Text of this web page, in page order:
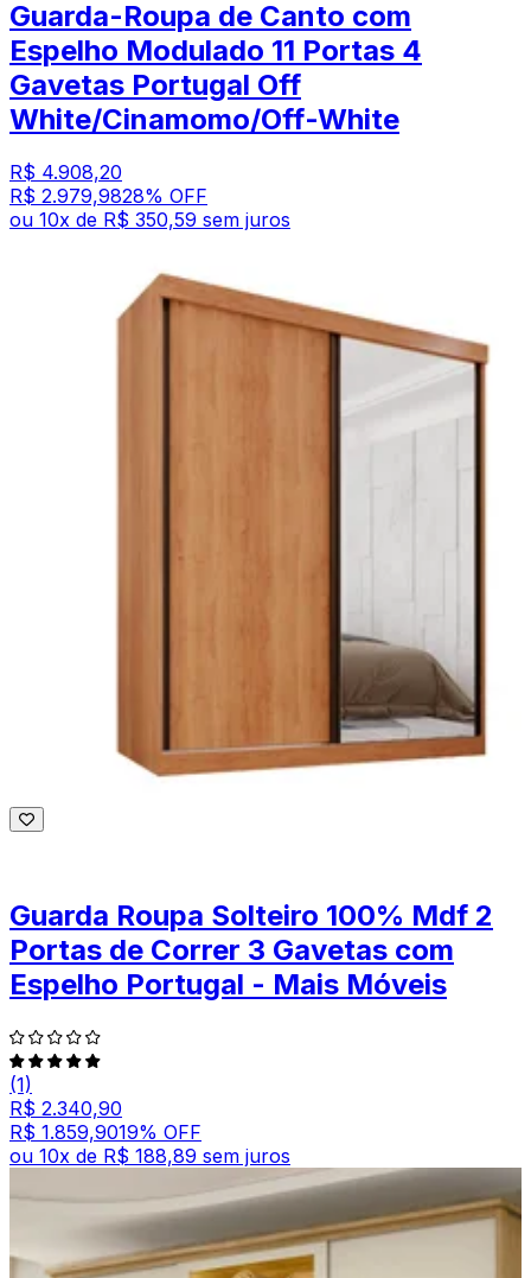
Guarda-Roupa de Canto com
Espelho Modulado 11 Portas 4
Gavetas Portugal Off
White/Cinamomo/Off-White
R$ 4.908,20
R$ 2.979,9828% OFF
ou 10x de R$ 350,59 sem juros
Guarda Roupa Solteiro 100% Mdf 2
Portas de Correr 3 Gavetas com
Espelho Portugal - Mais Móveis
(1)
R$ 2.340,90
R$ 1.859,9019% OFF
ou 10x de R$ 188,89 sem juros